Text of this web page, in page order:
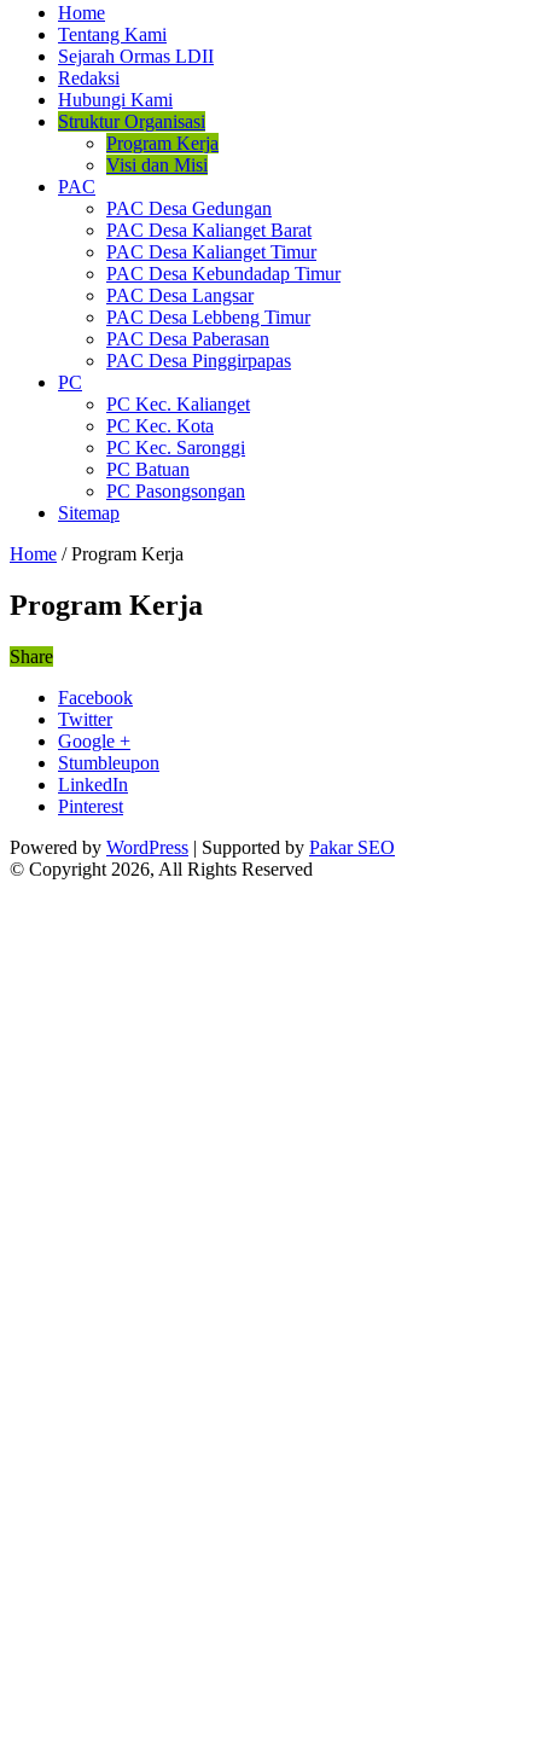
Home
Tentang Kami
Sejarah Ormas LDII
Redaksi
Hubungi Kami
Struktur Organisasi
Program Kerja
Visi dan Misi
PAC
PAC Desa Gedungan
PAC Desa Kalianget Barat
PAC Desa Kalianget Timur
PAC Desa Kebundadap Timur
PAC Desa Langsar
PAC Desa Lebbeng Timur
PAC Desa Paberasan
PAC Desa Pinggirpapas
PC
PC Kec. Kalianget
PC Kec. Kota
PC Kec. Saronggi
PC Batuan
PC Pasongsongan
Sitemap
Home / Program Kerja
Program Kerja
Share
Facebook
Twitter
Google +
Stumbleupon
LinkedIn
Pinterest
Powered by WordPress | Supported by Pakar SEO
© Copyright 2026, All Rights Reserved